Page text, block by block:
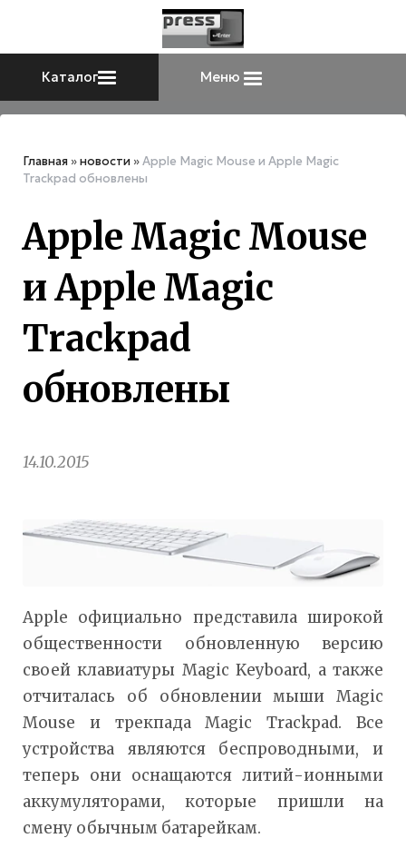
Каталог Меню
Главная »новости »Apple Magic Mouse и Apple Magic
Trackpad обновлены
Apple Magic Mouse
и Apple Magic
Trackpad
обновлены
14.10.2015
Apple официально представила широкой
общественности обновленную версию
своей клавиатуры Magic Keyboard, а также
отчиталась об обновлении мыши Magic
Mouse и трекпада Magic Trackpad. Все
устройства являются беспроводными, и
теперь они оснащаются литий-ионными
аккумуляторами, которые пришли на
смену обычным батарейкам.